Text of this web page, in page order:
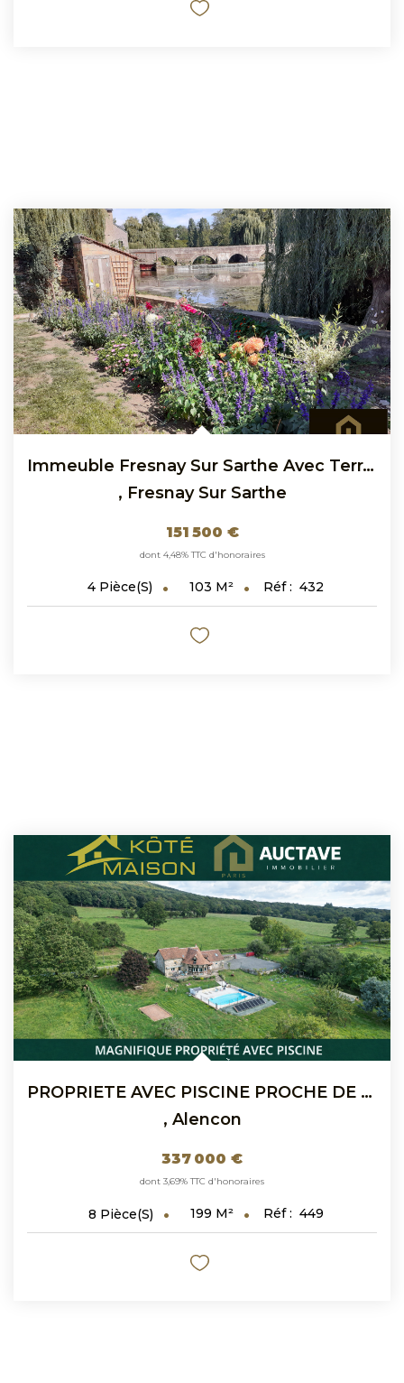
Immeuble Fresnay Sur Sarthe Avec Terrain En Bordure De...
, Fresnay Sur Sarthe
151 500 €
dont 4,48% TTC d'honoraires
4 Pièce(s) 103 M² Réf : 432
PROPRIETE AVEC PISCINE PROCHE DE CONDE-SUR-SARHTE
, Alencon
337 000 €
dont 3,69% TTC d'honoraires
8 Pièce(s) 199 M² Réf : 449